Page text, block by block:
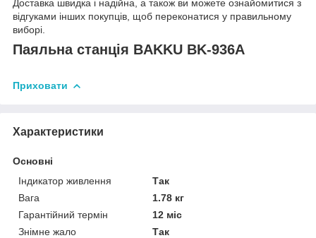
Доставка швидка і надійна, а також ви можете ознайомитися з
відгуками інших покупців, щоб переконатися у правильному
виборі.
Паяльна станція BAKKU BK-936A
Приховати
Характеристики
Основні
Індикатор живлення
Так
Вага
1.78 кг
Гарантійний термін
12 міс
Знімне жало
Так